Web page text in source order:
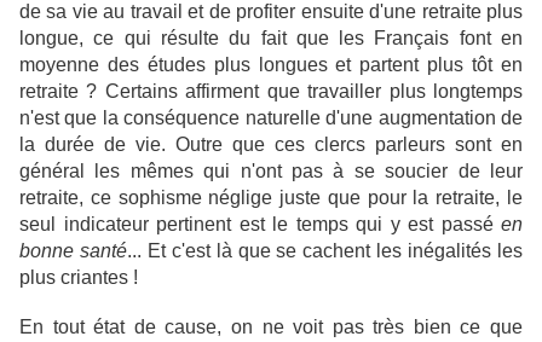
de sa vie au travail et de profiter ensuite d'une retraite plus
longue, ce qui résulte du fait que les Français font en
moyenne des études plus longues et partent plus tôt en
retraite ? Certains affirment que travailler plus longtemps
n'est que la conséquence naturelle d'une augmentation de
la durée de vie. Outre que ces clercs parleurs sont en
général les mêmes qui n'ont pas à se soucier de leur
retraite, ce sophisme néglige juste que pour la retraite, le
seul indicateur pertinent est le temps qui y est passé en
bonne santé... Et c'est là que se cachent les inégalités les
plus criantes !
En tout état de cause, on ne voit pas très bien ce que